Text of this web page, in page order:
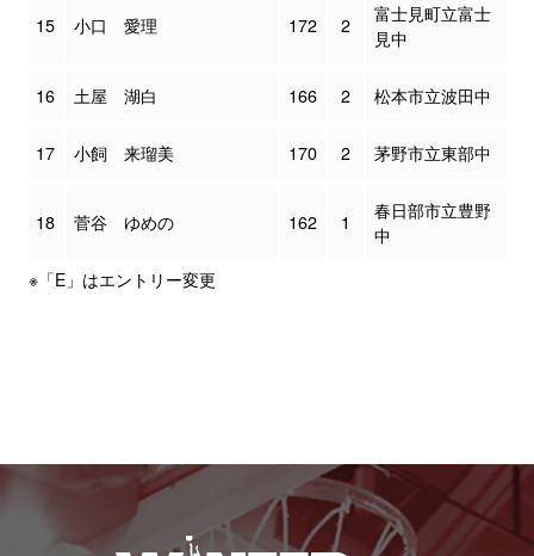
15 小口 愛理 172 2
富士見町立富士
見中
16 土屋 湖白 166 2 松本市立波田中
17 小飼 来瑠美 170 2 茅野市立東部中
18 菅谷 ゆめの 162 1
春日部市立豊野
中
※「E」はエントリー変更